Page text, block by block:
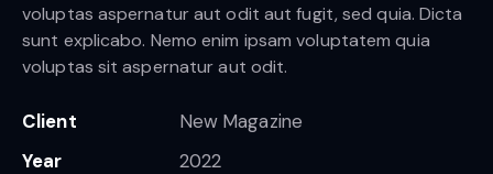
voluptas aspernatur aut odit aut fugit, sed quia. Dicta
sunt explicabo. Nemo enim ipsam voluptatem quia
voluptas sit aspernatur aut odit.
Client
New Magazine
Year
2022